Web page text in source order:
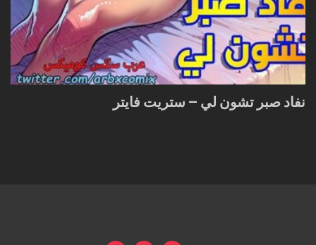
نفاد صبر تشون لي – ستريت فايتر